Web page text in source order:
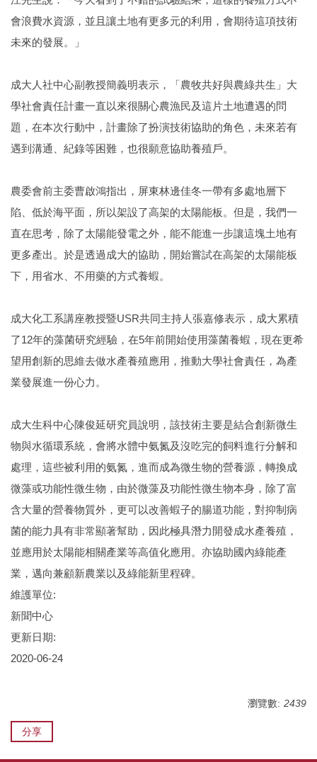
會浪費水資源，並且讓土地有更多元的利用，會期待這項技術
未來的發展。」
成大人社中心副教授簡義明表示，「農牧共好與農綠共生」大
學社會責任計畫一直以來很關心農漁民及這片土地遭遇的問
題，在本次行動中，計畫除了扮演技術協助的角色，未來若有
遇到溝通、紀錄等困難，也很願意協助養殖戶。
農委會前主委曹啟鴻指出，屏東林邊佳冬一帶有多處地層下
陷、低於海平面，所以架設了高架的太陽能板。但是，我們一
直在思考，除了太陽能發電之外，能不能進一步讓這塊土地有
更多產出。於是透過成大的協助，開始嘗試在高架的太陽能板
下，用省水、不用藥的方式養蝦。
成大化工系講座教授暨USR共同主持人張嘉修表示，成大累積
了12年的藻菌研究經驗，在5年前開始使用藻菌養蝦，現在更希
望用創新的思維去做水產養殖應用，推動大學社會責任，為產
業發展進一份心力。
成大生科中心陳俊延研究員說明，該技術主要是結合創新微生
物與水循環系統，會將水體中氨氮及沒吃完的飼料進行分解和
處理，這些被利用的氨氮，進而成為微生物的營養源，轉換成
微藻或功能性微生物，由於微藻及功能性微生物本身，除了富
含大量的營養物質外，更可以改善蝦子的腸道功能，對抑制病
菌的能力具有非常顯著幫助，因此極具潛力開發成水產養殖，
並應用於太陽能相關產業等高值化應用。亦協助國內綠能產
業，邁向兼顧新農業以及綠能新里程碑。
維護單位:
新聞中心
更新日期:
2020-06-24
瀏覽數: 2439
分享